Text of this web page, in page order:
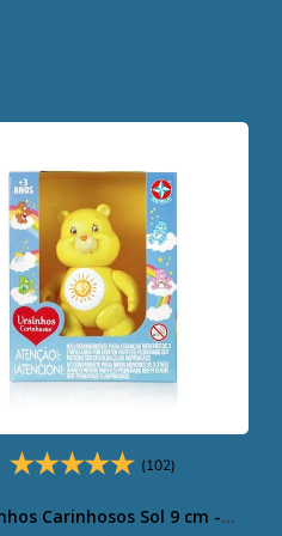
(102)
Carinhosos Sol 9 cm -